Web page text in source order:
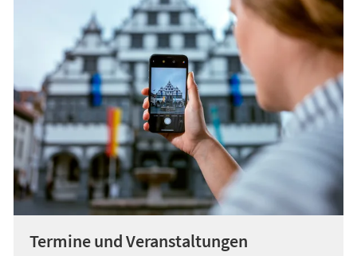
Termine und Veranstaltungen